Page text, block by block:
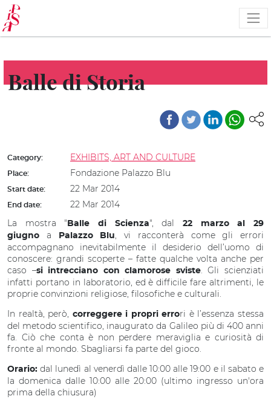
Skip
to
main
content
Balle di Storia
Category: EXHIBITS, ART AND CULTURE
Place: Fondazione Palazzo Blu
Start date: 22 Mar 2014
End date:
22 Mar 2014
La mostra " Balle di Scienza", dal22 marzo al 29
giugno
a Palazzo Blu, vi racconterà come gli errori
accompagnano inevitabilmente il desiderio dell’uomo di
conoscere: grandi scoperte – fatte qualche volta anche per
caso –si intrecciano con clamorose sviste. Gli scienziati
infatti portano in laboratorio, ed è difficile fare altrimenti, le
proprie convinzioni religiose, filosofiche e culturali.
In realtà, però, correggere i propri errori è l’essenza stessa
del metodo scientifico, inaugurato da Galileo più di 400 anni
fa. Ciò che conta è non perdere meraviglia e curiosità di
fronte al mondo. Sbagliarsi fa parte del gioco.
Orario: dal lunedì al venerdì dalle 10:00 alle 19:00 e il sabato e
la domenica dalle 10:00 alle 20:00 (ultimo ingresso un'ora
prima della chiusura)